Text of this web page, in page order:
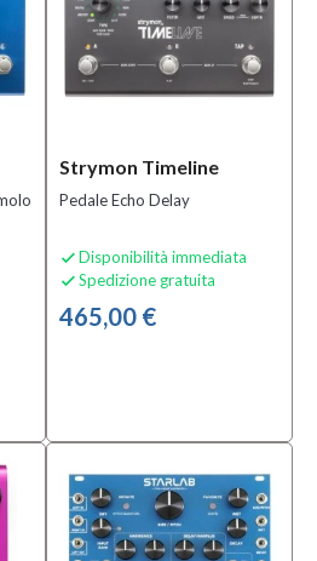
Strymon Timeline
Pedale Echo Delay
 Disponibilità immediata
 Spedizione gratuita
465,00 €